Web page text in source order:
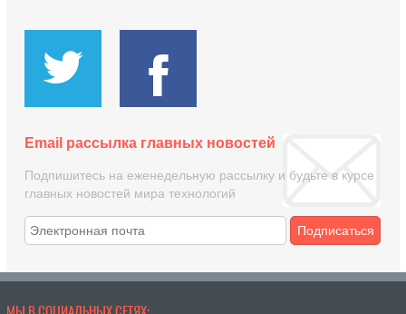
Email рассылка главных новостей
Подпишитесь на еженедельную рассылку и будьте в курсе
главных новостей мира технологий
Подписаться